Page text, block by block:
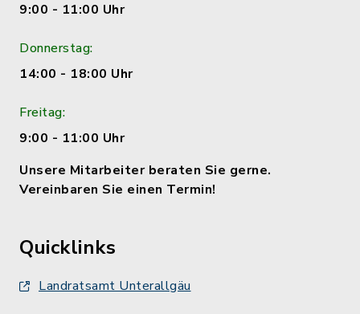
9:00 - 11:00 Uhr
Donnerstag:
14:00 - 18:00 Uhr
Freitag:
9:00 - 11:00 Uhr
Unsere Mitarbeiter beraten Sie gerne.
Vereinbaren Sie einen Termin!
Quicklinks
Landratsamt Unterallgäu